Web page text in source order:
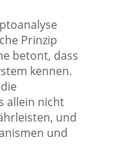
Prinzip
betont, dass
kennen.
allein nicht
und
und